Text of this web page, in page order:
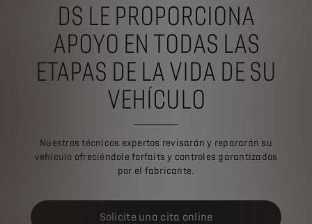
DS LE PROPORCIONA
APOYO EN TODAS LAS
ETAPAS DE LA VIDA DE SU
VEHÍCULO
Nuestros técnicos expertos revisarán y repararán su
vehículo ofreciéndole forfaits y controles garantizados
por el fabricante.
Solicite una cita online